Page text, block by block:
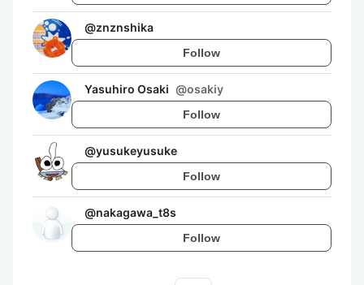
@znznshika
Follow
Yasuhiro Osaki @osakiy
Follow
@yusukeyusuke
Follow
@nakagawa_t8s
Follow